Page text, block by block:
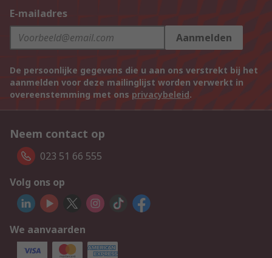
E-mailadres
Aanmelden
De persoonlijke gegevens die u aan ons verstrekt bij het
aanmelden voor deze mailinglijst worden verwerkt in
overeenstemming met ons privacybeleid.
Neem contact op
023 51 66 555
Volg ons op
We aanvaarden